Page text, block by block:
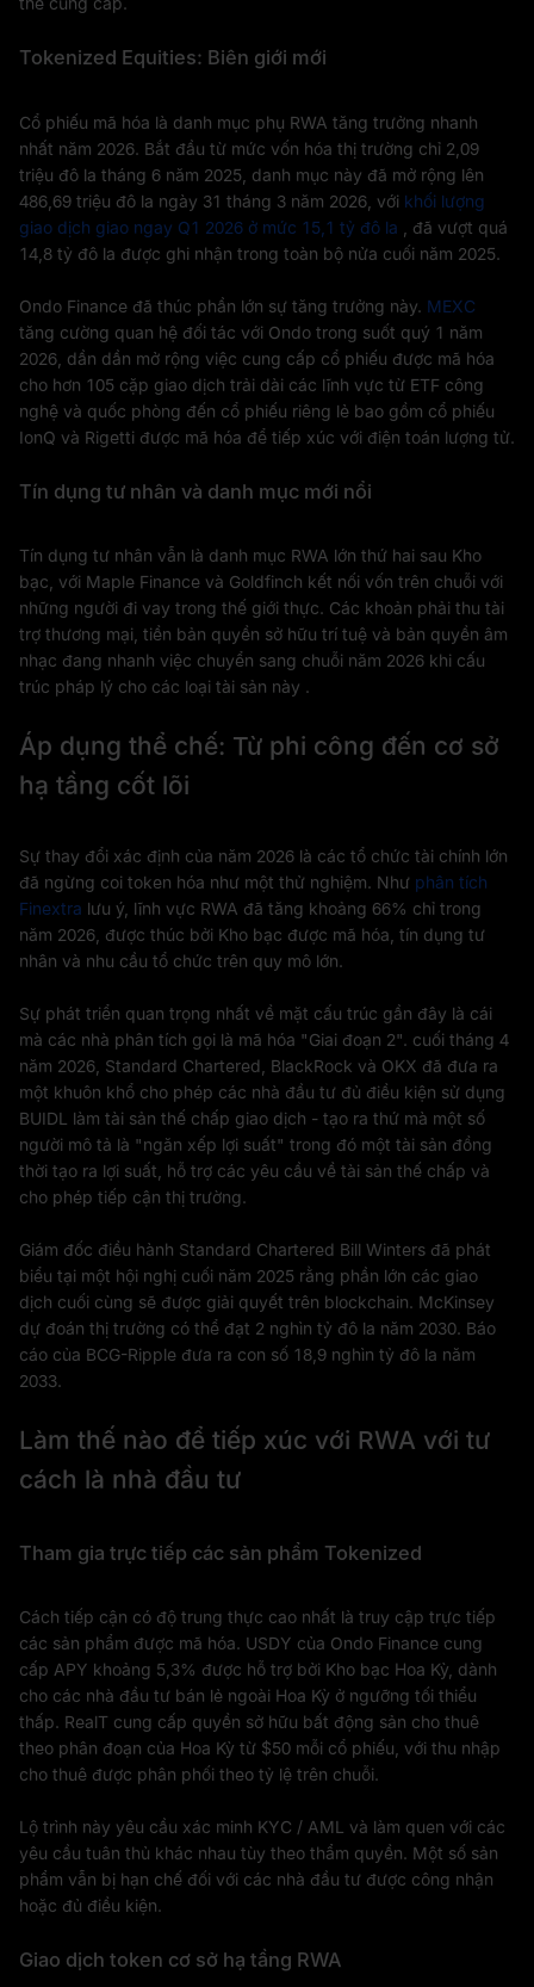
Tokenized Equities: Biên giới mới
Cổ phiếu mã hóa là danh mục phụ RWA tăng trưởng nhanh
nhất năm 2026. Bắt đầu từ mức vốn hóa thị trường chỉ 2,09
triệu đô la tháng 6 năm 2025, danh mục này đã mở rộng lên
486,69 triệu đô la ngày 31 tháng 3 năm 2026, với khối lượng
giao dịch giao ngay Q1 2026 ở mức 15,1 tỷ đô la
, đã vượt quá
14,8 tỷ đô la được ghi nhận trong toàn bộ nửa cuối năm 2025.
Ondo Finance đã thúc phần lớn sự tăng trưởng này. MEXC
tăng cường quan hệ đối tác với Ondo trong suốt quý 1 năm
2026, dần dần mở rộng việc cung cấp cổ phiếu được mã hóa
cho hơn 105 cặp giao dịch trải dài các lĩnh vực từ ETF công
nghệ và quốc phòng đến cổ phiếu riêng lẻ bao gồm cổ phiếu
IonQ và Rigetti được mã hóa để tiếp xúc với điện toán lượng tử.
Tín dụng tư nhân và danh mục mới nổi
Tín dụng tư nhân vẫn là danh mục RWA lớn thứ hai sau Kho
bạc, với Maple Finance và Goldfinch kết nối vốn trên chuỗi với
những người đi vay trong thế giới thực. Các khoản phải thu tài
trợ thương mại, tiền bản quyền sở hữu trí tuệ và bản quyền âm
nhạc đang nhanh việc chuyển sang chuỗi năm 2026 khi cấu
trúc pháp lý cho các loại tài sản này .
Áp dụng thể chế: Từ phi công đến cơ sở
hạ tầng cốt lõi
Sự thay đổi xác định của năm 2026 là các tổ chức tài chính lớn
đã ngừng coi token hóa như một thử nghiệm. Như phân tích
Finextra lưu ý, lĩnh vực RWA đã tăng khoảng 66% chỉ trong
năm 2026, được thúc bởi Kho bạc được mã hóa, tín dụng tư
nhân và nhu cầu tổ chức trên quy mô lớn.
Sự phát triển quan trọng nhất về mặt cấu trúc gần đây là cái
mà các nhà phân tích gọi là mã hóa "Giai đoạn 2". cuối tháng 4
năm 2026, Standard Chartered, BlackRock và OKX đã đưa ra
một khuôn khổ cho phép các nhà đầu tư đủ điều kiện sử dụng
BUIDL làm tài sản thế chấp giao dịch - tạo ra thứ mà một số
người mô tả là "ngăn xếp lợi suất" trong đó một tài sản đồng
thời tạo ra lợi suất, hỗ trợ các yêu cầu về tài sản thế chấp và
cho phép tiếp cận thị trường.
Giám đốc điều hành Standard Chartered Bill Winters đã phát
biểu tại một hội nghị cuối năm 2025 rằng phần lớn các giao
dịch cuối cùng sẽ được giải quyết trên blockchain. McKinsey
dự đoán thị trường có thể đạt 2 nghìn tỷ đô la năm 2030. Báo
cáo của BCG-Ripple đưa ra con số 18,9 nghìn tỷ đô la năm
2033.
Làm thế nào để tiếp xúc với RWA với tư
cách là nhà đầu tư
Tham gia trực tiếp các sản phẩm Tokenized
Cách tiếp cận có độ trung thực cao nhất là truy cập trực tiếp
các sản phẩm được mã hóa. USDY của Ondo Finance cung
cấp APY khoảng 5,3% được hỗ trợ bởi Kho bạc Hoa Kỳ, dành
cho các nhà đầu tư bán lẻ ngoài Hoa Kỳ ở ngưỡng tối thiểu
thấp. RealT cung cấp quyền sở hữu bất động sản cho thuê
theo phân đoạn của Hoa Kỳ từ $50 mỗi cổ phiếu, với thu nhập
cho thuê được phân phối theo tỷ lệ trên chuỗi.
Lộ trình này yêu cầu xác minh KYC / AML và làm quen với các
yêu cầu tuân thủ khác nhau tùy theo thẩm quyền. Một số sản
phẩm vẫn bị hạn chế đối với các nhà đầu tư được công nhận
hoặc đủ điều kiện.
Giao dịch token cơ sở hạ tầng RWA